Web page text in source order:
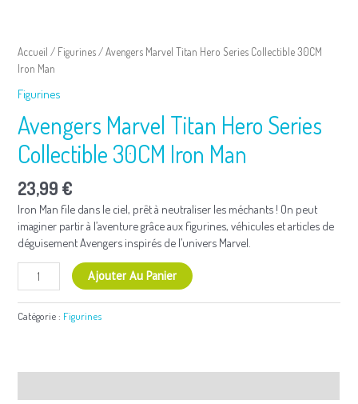
Accueil / Figurines/ Avengers Marvel Titan Hero Series Collectible 30CM
Iron Man
Figurines
Avengers Marvel Titan Hero Series
Collectible 30CM Iron Man
23,99 €
Iron Man file dans le ciel, prêt à neutraliser les méchants ! On peut
imaginer partir à l’aventure grâce aux figurines, véhicules et articles de
déguisement Avengers inspirés de l’univers Marvel.
de
Avengers
Marvel
Titan
Series
Collectible
30CM
Iron
Man
Ajouter Au Panier
Catégorie : Figurines